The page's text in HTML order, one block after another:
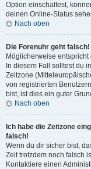
Option einschaltest,
deinen Online-Status
Nach oben
Die Forenuhr geht falsch!
Möglicherweise
In diesem Fall solltest du
Zeitzone
von registrierten
bist, ist dies ein guter
Nach oben
Ich habe die Zeitzone
falsch!
Wenn du dir sicher bist,
Zeit trotzdem noch falsch
Kontaktiere einen